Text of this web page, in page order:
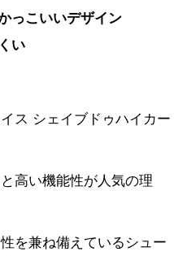
っこいいデザイン
い
ス シェイブドゥハイカー
高い機能性が人気の理
を兼ね備えているシュー